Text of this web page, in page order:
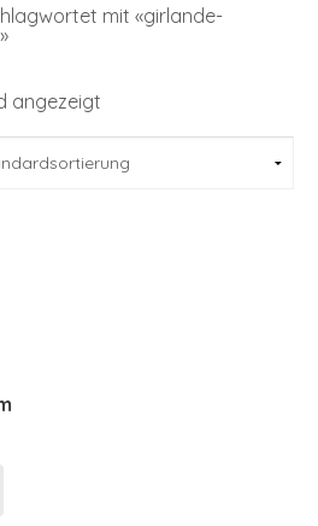
mit «girlande-
angezeigt